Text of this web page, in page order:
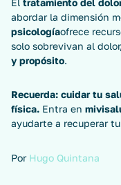
abordar la dimensión
psicologíaofrece
solo sobrevivan al
y propósito.
Recuerda: cuidar tu
física. Entra en
ayudarte a recuperar
Por Hugo Quintana